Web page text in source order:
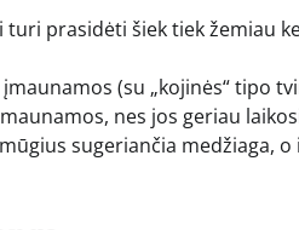
prasidėti šiek tiek žemiau
(su „kojinės“ tipo
nes jos geriau
sugeriančia medžiaga,